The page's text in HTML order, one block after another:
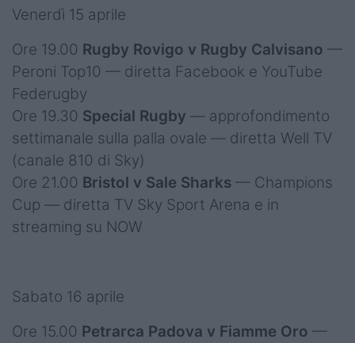
Venerdì 15 aprile
Ore 19.00 Rugby Rovigo v Rugby Calvisano —
Peroni Top10 — diretta Facebook e YouTube
Federugby
Ore 19.30 Special Rugby — approfondimento
settimanale sulla palla ovale — diretta Well TV
(canale 810 di Sky)
Ore 21.00 Bristol v Sale Sharks — Champions
Cup — diretta TV Sky Sport Arena e in
streaming su NOW
Sabato 16 aprile
Ore 15.00 Petrarca Padova v Fiamme Oro —